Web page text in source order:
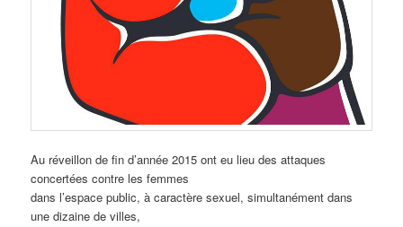
Au réveillon de fin d’année 2015 ont eu lieu des attaques
concertées contre les femmes
dans l’espace public, à caractère sexuel, simultanément dans
une dizaine de villes,